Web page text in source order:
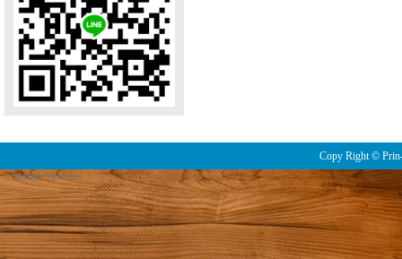
Copy Right ©
Mobile Version